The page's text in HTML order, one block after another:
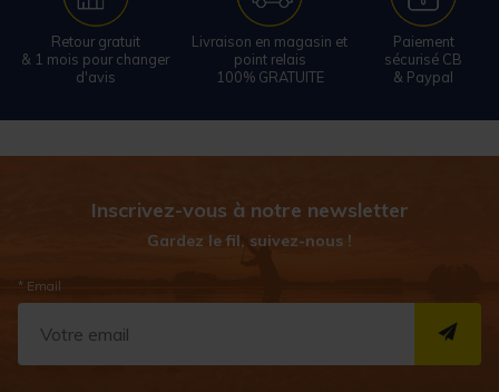
Retour gratuit
& 1 mois pour changer
d'avis
Livraison en magasin et
point relais
100% GRATUITE
Paiement
sécurisé CB
& Paypal
Inscrivez-vous à notre newsletter
Gardez le fil, suivez-nous !
* Email